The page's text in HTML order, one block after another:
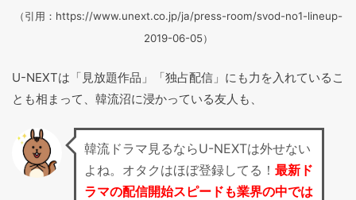
（引用：https://www.unext.co.jp/ja/press-room/svod-no1-lineup-
2019-06-05）
U-NEXTは「見放題作品」「独占配信」にも力を入れているこ
とも相まって、韓流沼に浸かっている友人も、
韓流ドラマ見るならU-NEXTは外せない
よね。オタクはほぼ登録してる！ 最新ド
ラマの配信開始スピードも業界の中では